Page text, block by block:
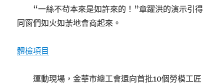
“一絲不茍本來是如許來的！”章躍洪的演示引得
同窗們如火如荼地會商起來。
體檢項目
運動現場，金華市總工會還向首批10個勞模工匠